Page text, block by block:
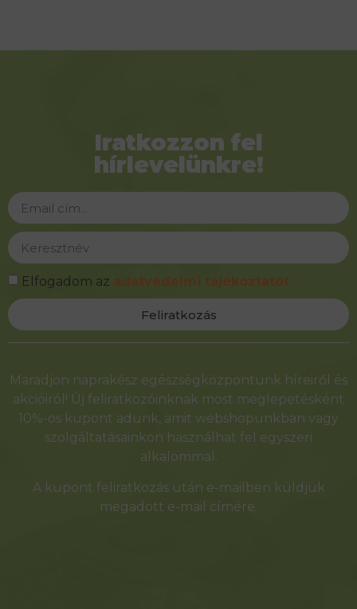
Iratkozzon fel
hírlevelünkre!
Elfogadom az adatvédelmi tájékoztatót
Feliratkozás
Alternative:
Maradjon naprakész egészségközpontunk híreiről és
akcióiról! Új feliratkozóinknak most meglepetésként
10%-os kupont adunk, amit webshopunkban vagy
szolgáltatásainkon használhat fel egyszeri
alkalommal.
A kupont feliratkozás után e-mailben küldjük
megadott e-mail címére.